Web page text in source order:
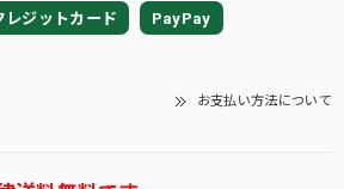
も良い状態でお届けできるよう、
さ対策、発送のタイミングまで一
込めて対応しておりますので、こ
てもはげみになります💕 トリプル
長や、日々の変化を楽しみながら
心より感謝申し上げます☘️ 今後と
レジットカード PayPay
お支払い方法について